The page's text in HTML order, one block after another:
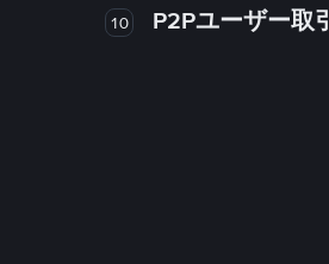
10 P2Pユーザー取